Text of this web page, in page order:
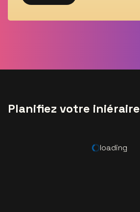
Planifiez votre iniéraire
loading